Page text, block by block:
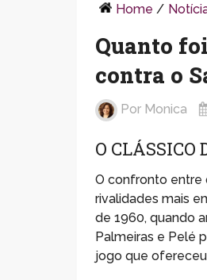
Home /
Quanto
contra o
Por Monica
O CLÁSSICO
O confronto entre
rivalidades mais
de 1960, quando
Palmeiras e Pelé
jogo que